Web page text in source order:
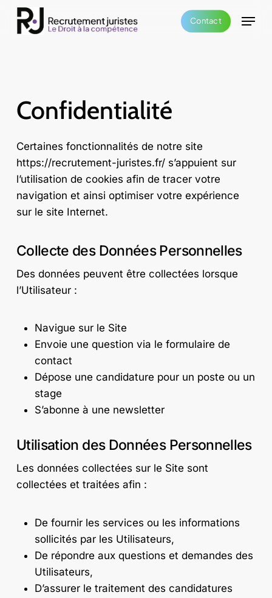
Skip
Contact
Menu
Confidentialité
Certaines fonctionnalités de notre site
https://recrutement-juristes.fr/ s’appuient sur
l’utilisation de cookies afin de tracer votre
navigation et ainsi optimiser votre expérience
sur le site Internet.
Collecte des Données Personnelles
Des données peuvent être collectées lorsque
l’Utilisateur :
Navigue sur le Site
Envoie une question via le formulaire de
contact
Dépose une candidature pour un poste ou un
stage
S’abonne à une newsletter
Utilisation des Données Personnelles
Les données collectées sur le Site sont
collectées et traitées afin :
De fournir les services ou les informations
sollicités par les Utilisateurs,
De répondre aux questions et demandes des
Utilisateurs,
D’assurer le traitement des candidatures